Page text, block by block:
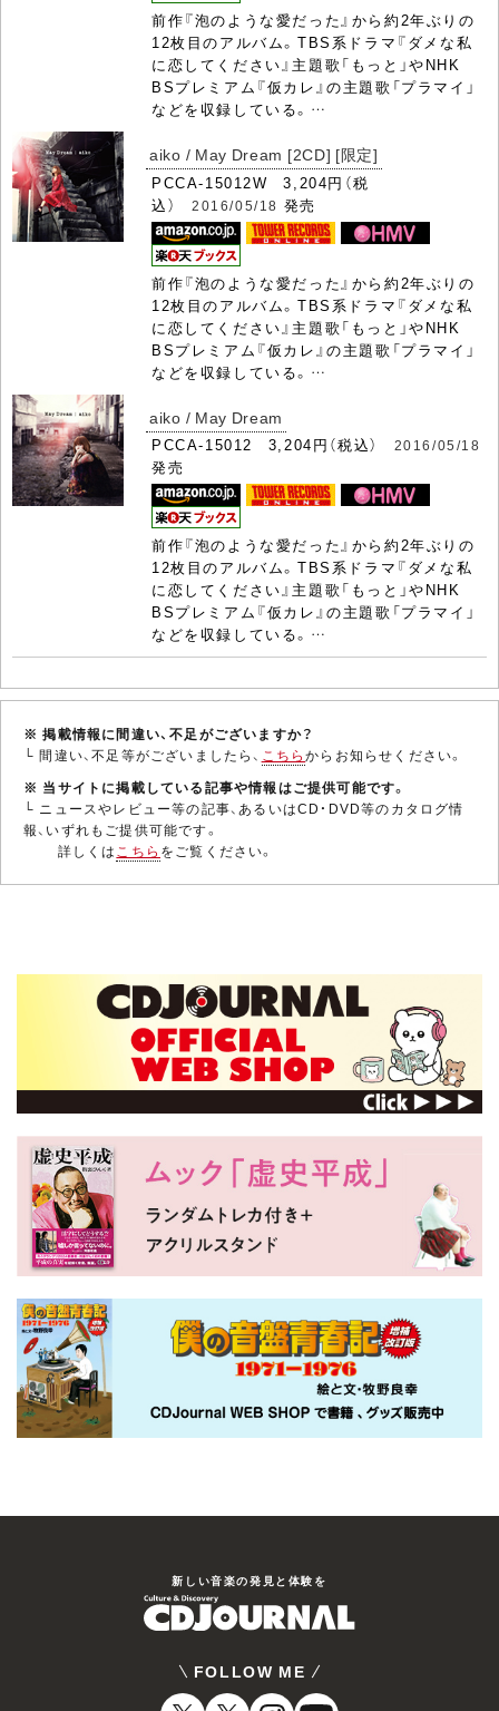
前作『泡のような愛だった』から約2年ぶりの
12枚目のアルバム。TBS系ドラマ『ダメな私
に恋してください』主題歌「もっと」やNHK
BSプレミアム『仮カレ』の主題歌「プラマイ」
などを収録している。…
aiko / May Dream [2CD] [限定]
PCCA-15012W 3,204円（税
込） 2016/05/18 発売
前作『泡のような愛だった』から約2年ぶりの
12枚目のアルバム。TBS系ドラマ『ダメな私
に恋してください』主題歌「もっと」やNHK
BSプレミアム『仮カレ』の主題歌「プラマイ」
などを収録している。…
aiko / May Dream
PCCA-15012 3,204円（税込） 2016/05/18
発売
前作『泡のような愛だった』から約2年ぶりの
12枚目のアルバム。TBS系ドラマ『ダメな私
に恋してください』主題歌「もっと」やNHK
BSプレミアム『仮カレ』の主題歌「プラマイ」
などを収録している。…
※ 掲載情報に間違い、不足がございますか？
└ 間違い、不足等がございましたら、 こちらからお知らせください。
※ 当サイトに掲載している記事や情報はご提供可能です。
└ ニュースやレビュー等の記事、あるいはCD・DVD等のカタログ情
報、いずれもご提供可能です。
詳しくはこちら をご覧ください。
新しい⾳楽の発⾒と体験を
FOLLOW ME